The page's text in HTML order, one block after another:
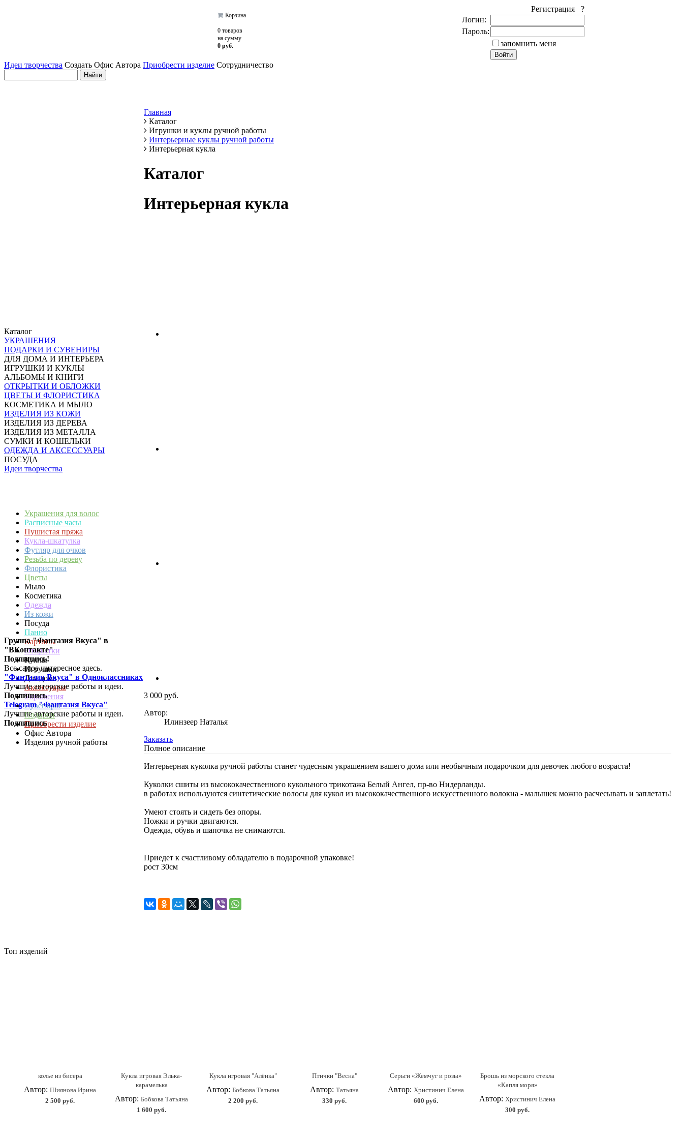
Корзина
0 товаров
на сумму
0 руб.
Регистрация ?
Логин:
Пароль:
запомнить меня
Идеи творчества Создать Офис Автора Приобрести изделие Сотрудничество
Каталог
УКРАШЕНИЯ
ПОДАРКИ И СУВЕНИРЫ
ДЛЯ ДОМА И ИНТЕРЬЕРА
ИГРУШКИ И КУКЛЫ
АЛЬБОМЫ И КНИГИ
ОТКРЫТКИ И ОБЛОЖКИ
ЦВЕТЫ И ФЛОРИСТИКА
КОСМЕТИКА И МЫЛО
ИЗДЕЛИЯ ИЗ КОЖИ
ИЗДЕЛИЯ ИЗ ДЕРЕВА
ИЗДЕЛИЯ ИЗ МЕТАЛЛА
СУМКИ И КОШЕЛЬКИ
ОДЕЖДА И АКСЕССУАРЫ
ПОСУДА
Идеи творчества
Украшения для волос
Расписные часы
Пушистая пряжа
Кукла-шкатулка
Футляр для очков
Резьба по дереву
Флористика
Цветы
Мыло
Косметика
Одежда
Из кожи
Посуда
Панно
Картины
Открытки
Куклы
Игрушки
Для дома
Аксессуары
Украшения
Сувениры
Подарки
Приобрести изделие
Офис Автора
Изделия ручной работы
Группа "Фантазия Вкуса" в
"ВКонтакте"
Подпишись!
Все самое интересное здесь.
"Фантазия Вкуса" в Одноклассниках
Лучшие авторские работы и идеи.
Подпишись
Telegram "Фантазия Вкуса"
Лучшие авторские работы и идеи.
Подпишись
Главная
Каталог
Игрушки и куклы ручной работы
Интерьерные куклы ручной работы
Интерьерная кукла
Каталог
Интерьерная кукла
3 000 руб.
Автор:
Илинзеер Наталья
Заказать
Полное описание
Интерьерная куколка ручной работы станет чудесным украшением вашего дома или необычным подарочком для девочек любого возраста!
Куколки сшиты из высококачественного кукольного трикотажа Белый Ангел, пр-во Нидерланды.
в работах используются синтетические волосы для кукол из высококачественного искусственного волокна - малышек можно расчесывать и заплетать!
Умеют стоять и сидеть без опоры.
Ножки и ручки двигаются.
Одежда, обувь и шапочка не снимаются.
Приедет к счастливому обладателю в подарочной упаковке!
рост 30см
Топ изделий
колье из бисера
Автор: Шиянова Ирина
2 500 руб.
Кукла игровая Элька-
карамелька
Автор: Бобкова Татьяна
1 600 руб.
Кукла игровая "Алёнка"
Автор: Бобкова Татьяна
2 200 руб.
Птички "Весна"
Автор: Татьяна
330 руб.
Серьги «Жемчуг и розы»
Автор: Христинич Елена
600 руб.
Брошь из морского стекла
«Капля моря»
Автор: Христинич Елена
300 руб.